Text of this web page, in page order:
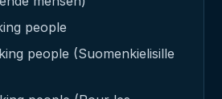
people
people (Suomenkielisille